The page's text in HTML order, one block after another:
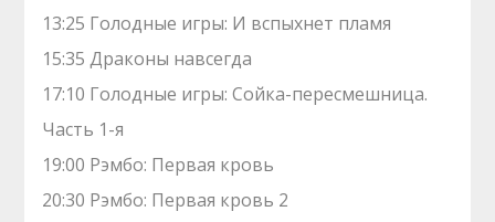
13:25 Голодные игры: И вспыхнет пламя
15:35 Драконы навсегда
17:10 Голодные игры: Сойка-пересмешница.
Часть 1-я
19:00 Рэмбо: Первая кровь
20:30 Рэмбо: Первая кровь 2